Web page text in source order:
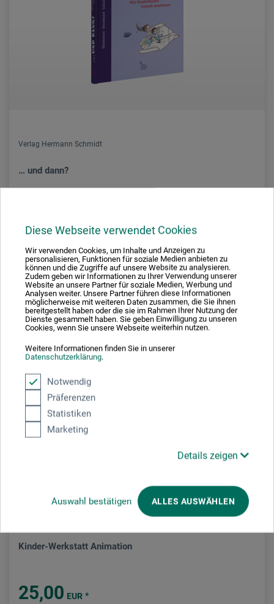
Diese Webseite verwendet Cookies
Wir verwenden Cookies, um Inhalte und Anzeigen zu
personalisieren, Funktionen für soziale Medien anbieten zu
können und die Zugriffe auf unsere Website zu analysieren.
Zudem geben wir Informationen zu Ihrer Verwendung unserer
Website an unsere Partner für soziale Medien, Werbung und
Analysen weiter. Unsere Partner führen diese Informationen
möglicherweise mit weiteren Daten zusammen, die Sie ihnen
bereitgestellt haben oder die sie im Rahmen Ihrer Nutzung der
Dienste gesammelt haben. Sie geben Einwilligung zu unseren
Cookies, wenn Sie unsere Webseite weiterhin nutzen.
Weitere Informationen finden Sie in unserer
Datenschutzerklärung.
Notwendig
Präferenzen
Statistiken
Marketing
Details zeigen
Auswahl bestätigen ALLES AUSWÄHLEN
Verlag Hermann Schmidt
… und dann?
zzgl. Versandkosten
Kinder-Werkstatt Animation
25,00 EUR *